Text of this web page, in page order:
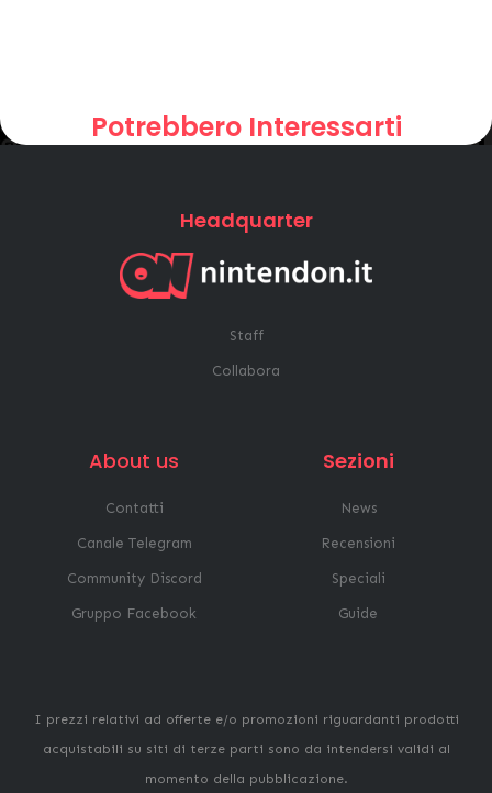
Potrebbero Interessarti
Headquarter
Staff
Collabora
About us
Contatti
Canale Telegram
Community Discord
Gruppo Facebook
Sezioni
News
Recensioni
Speciali
Guide
I prezzi relativi ad offerte e/o promozioni riguardanti prodotti
acquistabili su siti di terze parti sono da intendersi validi al
momento della pubblicazione.